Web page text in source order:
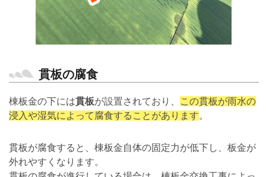
貫板の腐食
棟板金の下には貫板が設置されており、
この貫板が雨水の
浸入や湿気によって腐食することがあります。
貫板が腐食すると、棟板金自体の固定力が低下し、板金が
外れやすくなります。